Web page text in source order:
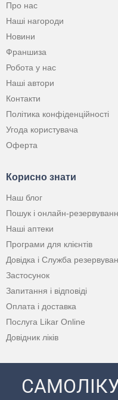
Про нас
Наші нагороди
Новини
Франшиза
Робота у нас
Наші автори
Контакти
Політика конфіденційності
Угода користувача
Оферта
Корисно знати
Наш блог
Пошук і онлайн-
Наші аптеки
Програми для клієнтів
Довідка і Служба
Застосунок
Запитання і відповіді
Оплата і доставка
Послуга Likar Online
Довідник ліків